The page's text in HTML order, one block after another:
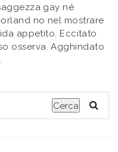
gay né
no nel mostrare
appetito. Eccitato
osserva. Agghindato
Cerca